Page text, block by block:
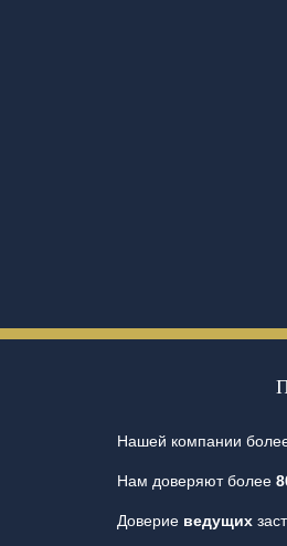
Нашей компании
Нам доверяют более
Доверие ведущих